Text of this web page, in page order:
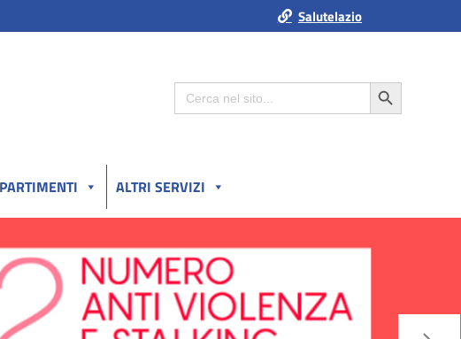
Salutelazio
Search
for:
Search Button
ALTRI SERVIZI